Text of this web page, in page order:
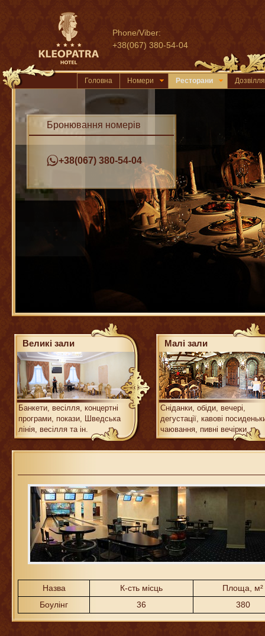
Phone/Viber:
+38(067) 380-54-04
Головна Номери Ресторани Дозвілля
Бронювання номерів
+38(067) 380-54-04
Великі зали
Банкети, весілля, концертні
програми, покази, Шведська
лінія, весілля та ін.
Малі зали
Сніданки, обіди, вечері,
дегустації, кавові
чаювання, пивні вечірки
Назва К-сть місць
Площа, м²
Боулінг
36 380